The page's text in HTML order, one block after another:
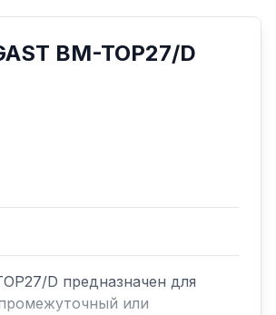
BM-TOP27/D
D предназначен для
или